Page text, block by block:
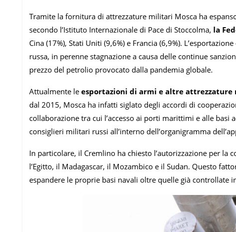
Tramite la fornitura di attrezzature militari Mosca ha
secondo l’Istituto Internazionale di Pace di Stoccolma, la
Cina (17%), Stati Uniti (9,6%) e Francia (6,9%).
russa, in perenne stagnazione a causa delle continue
prezzo del petrolio provocato dalla pandemia globale.
Attualmente le esportazioni di armi e altre
dal 2015, Mosca ha infatti siglato degli accordi di
collaborazione tra cui l’accesso ai porti marittimi e alle
consiglieri militari russi all’interno dell’organigramma
In particolare, il Cremlino ha chiesto l’autorizzazione per la
l’Egitto, il Madagascar, il Mozambico e il Sudan. Questo
espandere le proprie basi navali oltre quelle già controllate